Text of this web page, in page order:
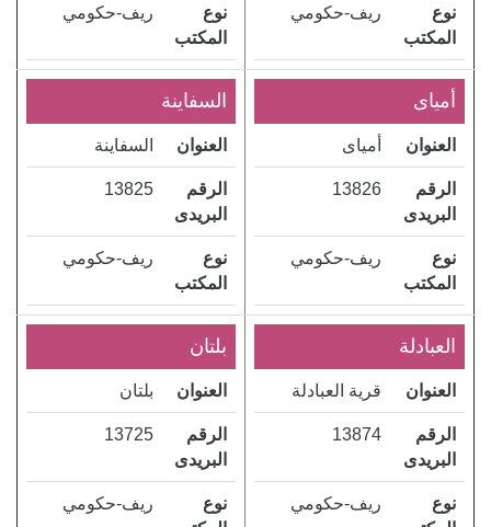
نوع
المكتب
ريف-حكومي
نوع
المكتب
ريف-حكومي
أمياى
العنوان أمياى
الرقم
البريدى
13826
نوع
المكتب
ريف-حكومي
السفاينة
العنوان السفاينة
الرقم
البريدى
13825
نوع
المكتب
ريف-حكومي
العبادلة
العنوان قرية العبادلة
الرقم
البريدى
13874
نوع
ريف-حكومي
بلتان
العنوان بلتان
الرقم
البريدى
13725
نوع
ريف-حكومي